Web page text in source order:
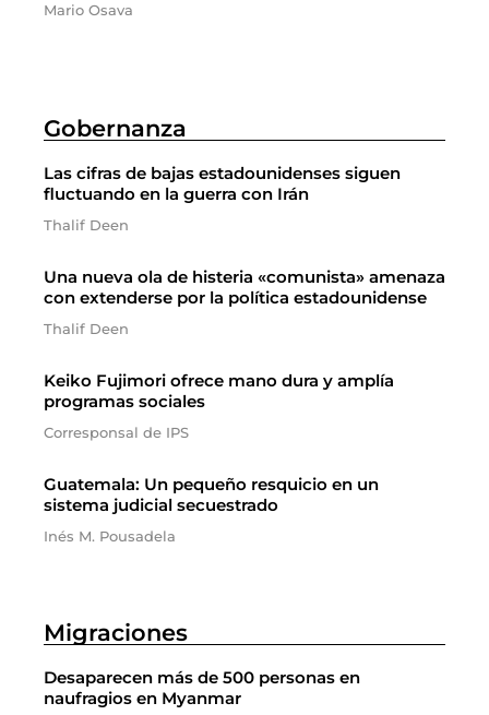
Mario Osava
Gobernanza
Las cifras de bajas estadounidenses siguen
fluctuando en la guerra con Irán
Thalif Deen
Una nueva ola de histeria «comunista» amenaza
con extenderse por la política estadounidense
Thalif Deen
Keiko Fujimori ofrece mano dura y amplía
programas sociales
Corresponsal de IPS
Guatemala: Un pequeño resquicio en un
sistema judicial secuestrado
Inés M. Pousadela
Migraciones
Desaparecen más de 500 personas en
naufragios en Myanmar